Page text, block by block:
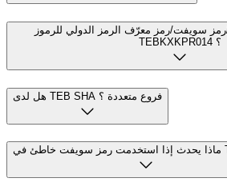
سويفت/رمز معرّف الرمز الدولي للرموز
TEBKXKPR014 ؟
هل لدى TEB SHA فروع متعددة ؟